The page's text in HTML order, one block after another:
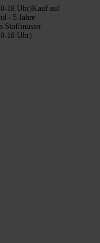
18 Uhr)Kauf auf
- 5 Jahre
Stoffmuster
18 Uhr)